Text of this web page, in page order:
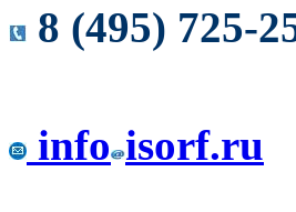
8 (495) 725-
info isorf.ru